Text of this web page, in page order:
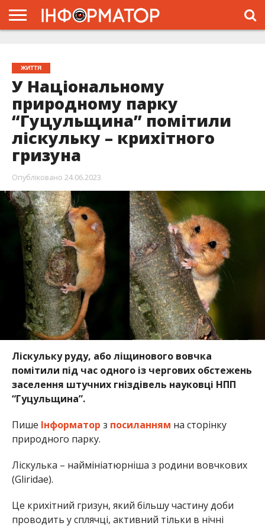
ЖИТТЯ
У Національному
природному парку
“Гуцульщина” помітили
ліскульку – крихітного
гризуна
Опубліковано 24.06.2023
Ліскульку руду, або ліщинового вовчка
помітили під час одного із чергових обстежень
заселення штучних гніздівель науковці НПП
“Гуцульщина”.
Пише Інформатор з посиланням на сторінку
природного парку.
Ліскулька – наймініатюрніша з родини вовчкових
(Gliridae).
Це крихітний гризун, який більшу частину доби
проводить у сплячці, активний тільки в нічні